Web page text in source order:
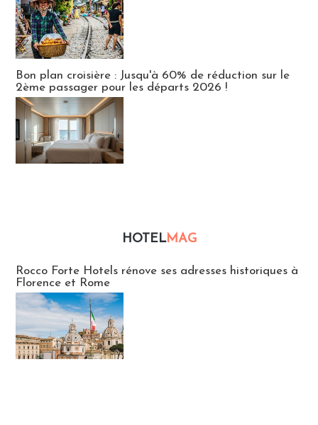
Bon plan croisière : Jusqu'à 60% de réduction sur le
2ème passager pour les départs 2026 !
HOTELMAG
Rocco Forte Hotels rénove ses adresses historiques à
Florence et Rome